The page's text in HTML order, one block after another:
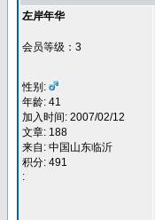
左岸年华
会员等级：3
性别:
年龄: 41
加入时间: 2007/02/12
文章: 188
来自: 中国山东临沂
积分: 491
: